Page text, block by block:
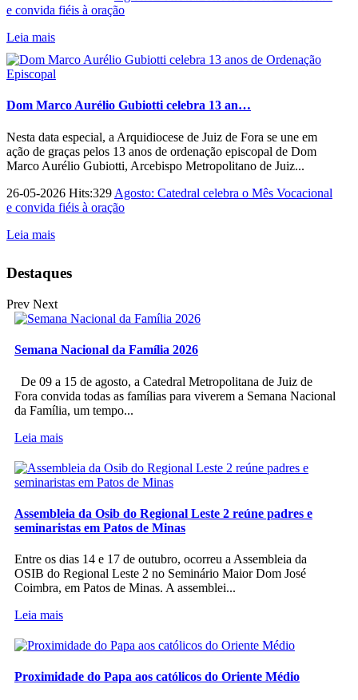
e convida fiéis à oração
Leia mais
Dom Marco Aurélio Gubiotti celebra 13 an…
Nesta data especial, a Arquidiocese de Juiz de Fora se une em
ação de graças pelos 13 anos de ordenação episcopal de Dom
Marco Aurélio Gubiotti, Arcebispo Metropolitano de Juiz...
26-05-2026 Hits:329 Agosto: Catedral celebra o Mês Vocacional
e convida fiéis à oração
Leia mais
Destaques
Prev Next
Semana Nacional da Família 2026
De 09 a 15 de agosto, a Catedral Metropolitana de Juiz de
Fora convida todas as famílias para viverem a Semana Nacional
da Família, um tempo...
Leia mais
Assembleia da Osib do Regional Leste 2 reúne padres e
seminaristas em Patos de Minas
Entre os dias 14 e 17 de outubro, ocorreu a Assembleia da
OSIB do Regional Leste 2 no Seminário Maior Dom José
Coimbra, em Patos de Minas. A assemblei...
Leia mais
Proximidade do Papa aos católicos do Oriente Médio